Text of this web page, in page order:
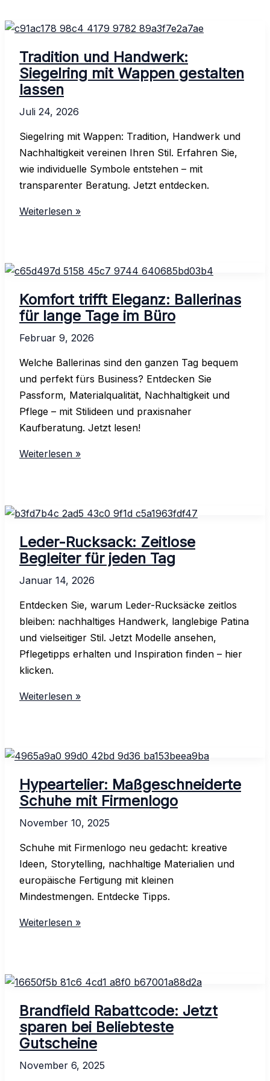
Tradition und Handwerk:
Siegelring mit Wappen gestalten
lassen
Juli 24, 2026
Siegelring mit Wappen: Tradition, Handwerk und
Nachhaltigkeit vereinen Ihren Stil. Erfahren Sie,
wie individuelle Symbole entstehen – mit
transparenter Beratung. Jetzt entdecken.
Tradition
mit
Wappen
gestalten
lassen
Weiterlesen »
Komfort trifft Eleganz: Ballerinas
für lange Tage im Büro
Februar 9, 2026
Welche Ballerinas sind den ganzen Tag bequem
und perfekt fürs Business? Entdecken Sie
Passform, Materialqualität, Nachhaltigkeit und
Pflege – mit Stilideen und praxisnaher
Kaufberatung. Jetzt lesen!
Komfort
für
lange
Tage
im
Büro
Weiterlesen »
Leder-Rucksack: Zeitlose
Begleiter für jeden Tag
Januar 14, 2026
Entdecken Sie, warum Leder-Rucksäcke zeitlos
bleiben: nachhaltiges Handwerk, langlebige Patina
und vielseitiger Stil. Jetzt Modelle ansehen,
Pflegetipps erhalten und Inspiration finden – hier
klicken.
Leder-
für
jeden
Tag
Weiterlesen »
Hypeartelier: Maßgeschneiderte
Schuhe mit Firmenlogo
November 10, 2025
Schuhe mit Firmenlogo neu gedacht: kreative
Ideen, Storytelling, nachhaltige Materialien und
europäische Fertigung mit kleinen
Mindestmengen. Entdecke Tipps.
Hypeartelier:
Firmenlogo
Weiterlesen »
Brandfield Rabattcode: Jetzt
sparen bei Beliebteste
Gutscheine
November 6, 2025